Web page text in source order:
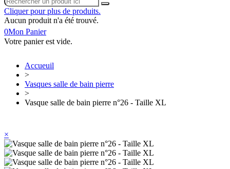
Cliquer pour plus de produits.
Aucun produit n'a été trouvé.
0Mon Panier
Votre panier est vide.
Accueuil
>
Vasques salle de bain pierre
>
Vasque salle de bain pierre n°26 - Taille XL
×